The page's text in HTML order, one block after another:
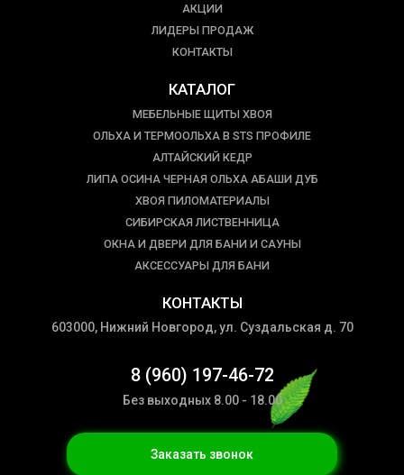
АКЦИИ
ЛИДЕРЫ ПРОДАЖ
КОНТАКТЫ
КАТАЛОГ
МЕБЕЛЬНЫЕ ЩИТЫ ХВОЯ
ОЛЬХА И ТЕРМООЛЬХА В STS ПРОФИЛЕ
АЛТАЙСКИЙ КЕДР
ЛИПА ОСИНА ЧЕРНАЯ ОЛЬХА АБАШИ ДУБ
ХВОЯ ПИЛОМАТЕРИАЛЫ
СИБИРСКАЯ ЛИСТВЕННИЦА
ОКНА И ДВЕРИ ДЛЯ БАНИ И САУНЫ
АКСЕССУАРЫ ДЛЯ БАНИ
КОНТАКТЫ
603000, Нижний Новгород, ул. Суздальская д. 70
8 (960) 197-46-72
Без выходных 8.00 - 18.00
Заказать звонок